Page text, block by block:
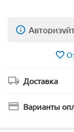
Доставка
Варианты